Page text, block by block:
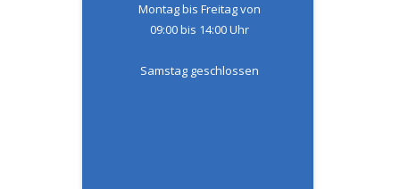
Montag bis Freitag von
09:00 bis 14:00 Uhr
Samstag geschlossen